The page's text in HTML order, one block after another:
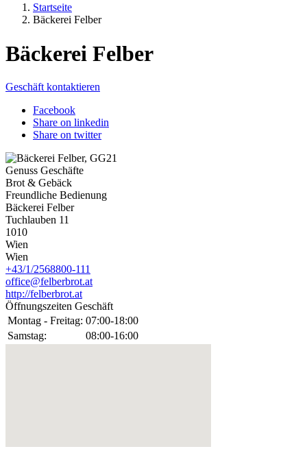
Startseite
Bäckerei Felber
Bäckerei Felber
Geschäft kontaktieren
Facebook
Share on linkedin
Share on twitter
Genuss Geschäfte
Brot & Gebäck
Freundliche Bedienung
Bäckerei Felber
Tuchlauben 11
1010
Wien
Wien
+43/1/2568800-111
office@felberbrot.at
http://felberbrot.at
Öffnungszeiten Geschäft
Montag - Freitag: 07:00-18:00
Samstag:
08:00-16:00